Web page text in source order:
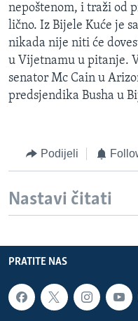
nepoštenom, i traži od
lično. Iz Bijele Kuće je
nikada nije niti će
u Vijetnamu u pitanje.
senator Mc Cain u
predsjendika Busha u
Podijeli
Nastavi čitati
PRATITE NAS